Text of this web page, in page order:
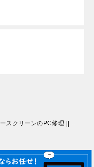
ブルースクリーンのPC修理 || 伊那市